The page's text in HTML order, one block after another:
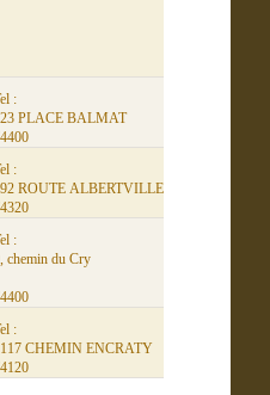
:
PLACE BALMAT
:
ROUTE ALBERTVILLE
:
chemin du Cry
:
CHEMIN ENCRATY